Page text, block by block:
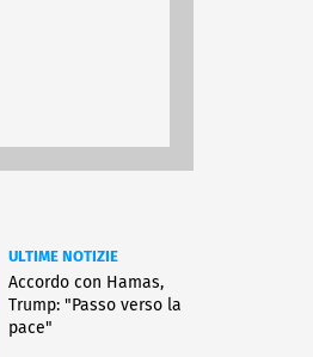
ULTIME NOTIZIE
Accordo con Hamas,
Trump: "Passo verso la
pace"